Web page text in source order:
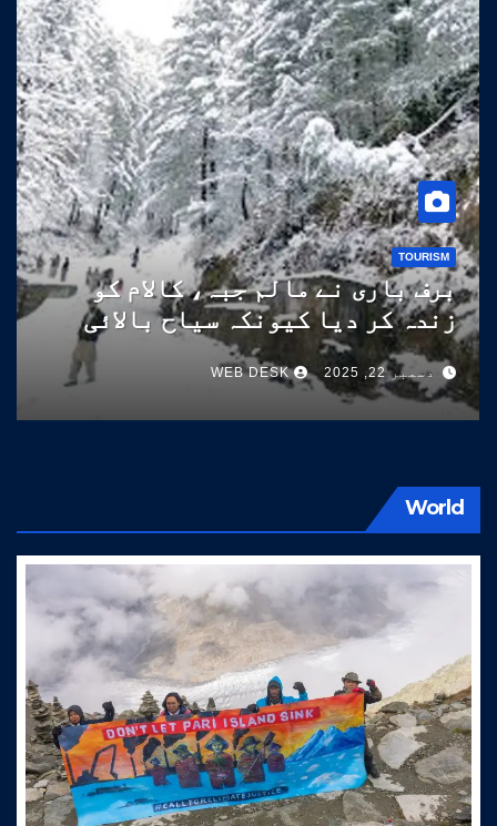
TOURISM
برف باری نے مالم جبہ، کالام کو
زندہ کر دیا کیونکہ سیاح بالائی
سوات کی طرف آتے ہیں
دسمبر 22, 2025 WEB DESK
World